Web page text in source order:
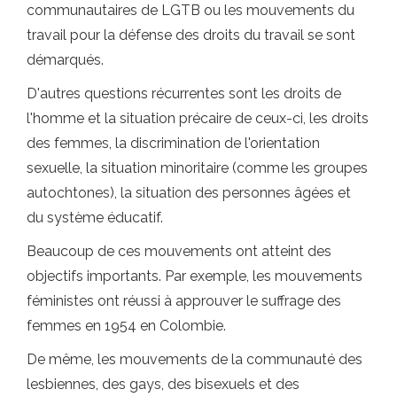
communautaires de LGTB ou les mouvements du
travail pour la défense des droits du travail se sont
démarqués.
D'autres questions récurrentes sont les droits de
l'homme et la situation précaire de ceux-ci, les droits
des femmes, la discrimination de l'orientation
sexuelle, la situation minoritaire (comme les groupes
autochtones), la situation des personnes âgées et
du système éducatif.
Beaucoup de ces mouvements ont atteint des
objectifs importants. Par exemple, les mouvements
féministes ont réussi à approuver le suffrage des
femmes en 1954 en Colombie.
De même, les mouvements de la communauté des
lesbiennes, des gays, des bisexuels et des